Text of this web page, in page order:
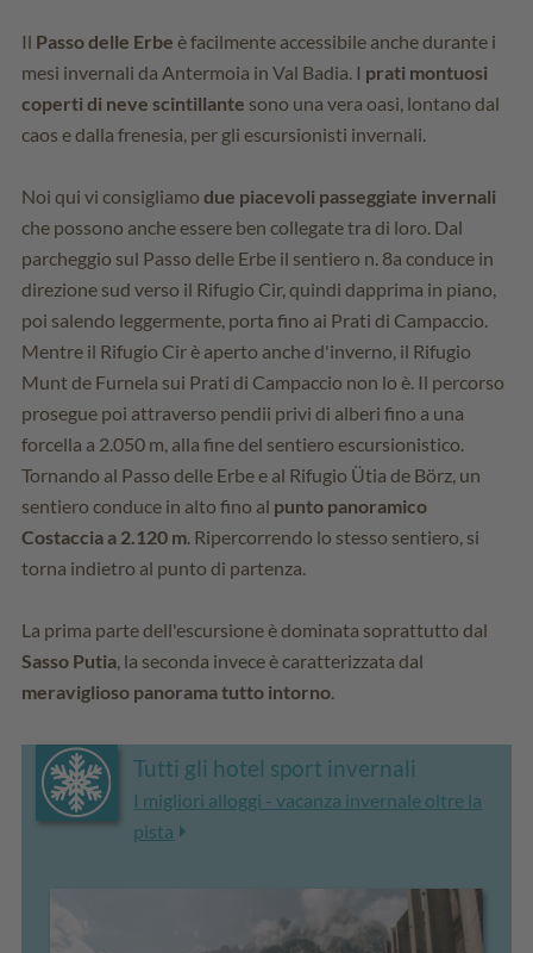
Il Passo delle Erbe è facilmente accessibile anche durante i
mesi invernali da Antermoia in Val Badia. I prati montuosi
coperti di neve scintillante sono una vera oasi, lontano dal
caos e dalla frenesia, per gli escursionisti invernali.
Noi qui vi consigliamo due piacevoli passeggiate invernali
che possono anche essere ben collegate tra di loro. Dal
parcheggio sul Passo delle Erbe il sentiero n. 8a conduce in
direzione sud verso il Rifugio Cir, quindi dapprima in piano,
poi salendo leggermente, porta fino ai Prati di Campaccio.
Mentre il Rifugio Cir è aperto anche d'inverno, il Rifugio
Munt de Furnela sui Prati di Campaccio non lo è. Il percorso
prosegue poi attraverso pendii privi di alberi fino a una
forcella a 2.050 m, alla fine del sentiero escursionistico.
Tornando al Passo delle Erbe e al Rifugio Ütia de Börz, un
sentiero conduce in alto fino al punto panoramico
Costaccia a 2.120 m . Ripercorrendo lo stesso sentiero, si
torna indietro al punto di partenza.
La prima parte dell'escursione è dominata soprattutto dal
Sasso Putia , la seconda invece è caratterizzata dal
meraviglioso panorama tutto intorno
Tutti gli hotel sport invernali
I migliori alloggi - vacanza invernale oltre la
pista